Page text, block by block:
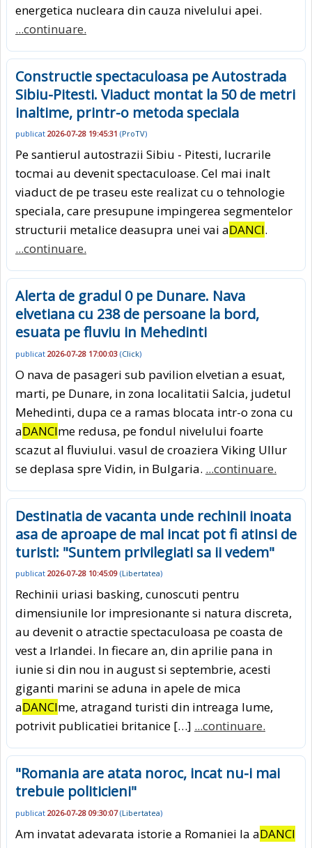
energetica nucleara din cauza nivelului apei.
...continuare.
Constructie spectaculoasa pe Autostrada
Sibiu-Pitesti. Viaduct montat la 50 de metri
inaltime, printr-o metoda speciala
publicat 2026-07-28 19:45:31 (ProTV)
Pe santierul autostrazii Sibiu - Pitesti, lucrarile
tocmai au devenit spectaculoase. Cel mai inalt
viaduct de pe traseu este realizat cu o tehnologie
speciala, care presupune impingerea segmentelor
structurii metalice deasupra unei vai aDANCI.
...continuare.
Alerta de gradul 0 pe Dunare. Nava
elvetiana cu 238 de persoane la bord,
esuata pe fluviu in Mehedinti
publicat 2026-07-28 17:00:03 (Click)
O nava de pasageri sub pavilion elvetian a esuat,
marti, pe Dunare, in zona localitatii Salcia, judetul
Mehedinti, dupa ce a ramas blocata intr-o zona cu
aDANCIme redusa, pe fondul nivelului foarte
scazut al fluviului. vasul de croaziera Viking Ullur
se deplasa spre Vidin, in Bulgaria. ...continuare.
Destinatia de vacanta unde rechinii inoata
asa de aproape de mal incat pot fi atinsi de
turisti: "Suntem privilegiati sa ii vedem"
publicat 2026-07-28 10:45:09 (Libertatea)
Rechinii uriasi basking, cunoscuti pentru
dimensiunile lor impresionante si natura discreta,
au devenit o atractie spectaculoasa pe coasta de
vest a Irlandei. In fiecare an, din aprilie pana in
iunie si din nou in august si septembrie, acesti
giganti marini se aduna in apele de mica
aDANCIme, atragand turisti din intreaga lume,
potrivit publicatiei britanice […] ...continuare.
"Romania are atata noroc, incat nu-i mai
trebuie politicieni"
publicat 2026-07-28 09:30:07(Libertatea)
Am invatat adevarata istorie a Romaniei la aDANCI